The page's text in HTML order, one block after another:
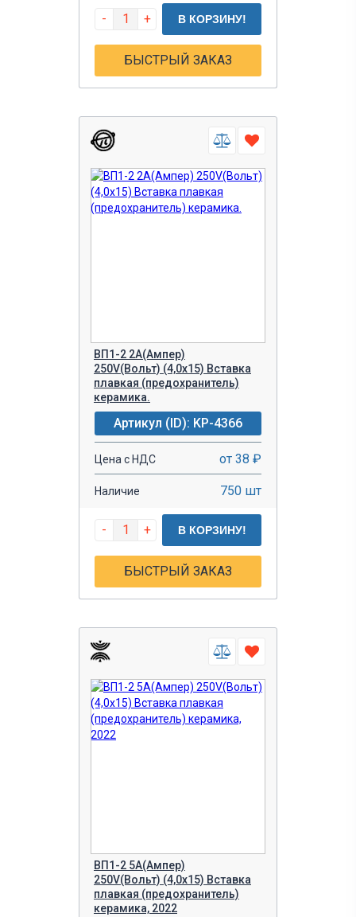
- + В КОРЗИНУ!
БЫСТРЫЙ ЗАКАЗ
ВП1-2 2A(Ампер)
250V(Вольт) (4,0х15) Вставка
плавкая (предохранитель)
керамика.
Артикул (ID): KP-4366
Цена с НДС от 38 ₽
Наличие 750 шт
- + В КОРЗИНУ!
БЫСТРЫЙ ЗАКАЗ
ВП1-2 5A(Ампер)
250V(Вольт) (4,0х15) Вставка
плавкая (предохранитель)
керамика, 2022